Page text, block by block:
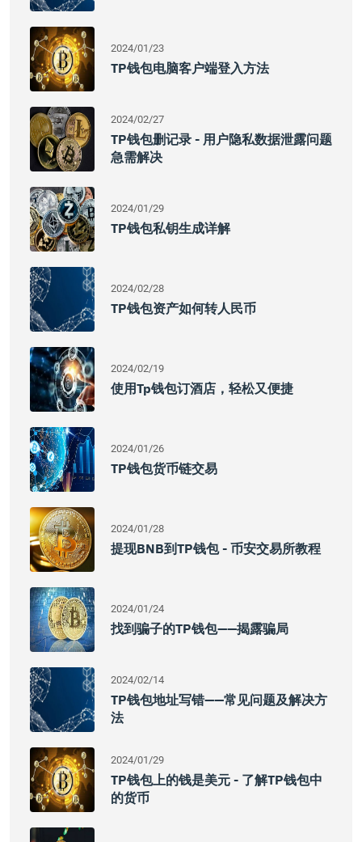
2024/01/23
TP钱包电脑客户端登入方法
2024/02/27
TP钱包删记录 - 用户隐私数据泄露问题
急需解决
2024/01/29
TP钱包私钥生成详解
2024/02/28
TP钱包资产如何转人民币
2024/02/19
使用tp钱包订酒店，轻松又便捷
2024/01/26
TP钱包货币链交易
2024/01/28
提现BNB到TP钱包 - 币安交易所教程
2024/01/24
找到骗子的TP钱包——揭露骗局
2024/02/14
TP钱包地址写错——常见问题及解决方
法
2024/01/29
TP钱包上的钱是美元 - 了解TP钱包中
的货币